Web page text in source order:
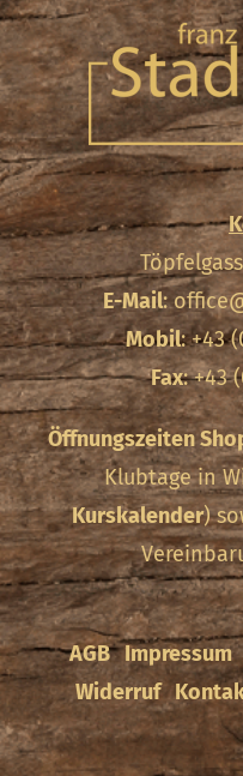
E-Mail:
Mobil: +43
Fax: +43
Öffnungszeiten
Klubtage in
Kurskalender)
AGB Impressum
Widerruf